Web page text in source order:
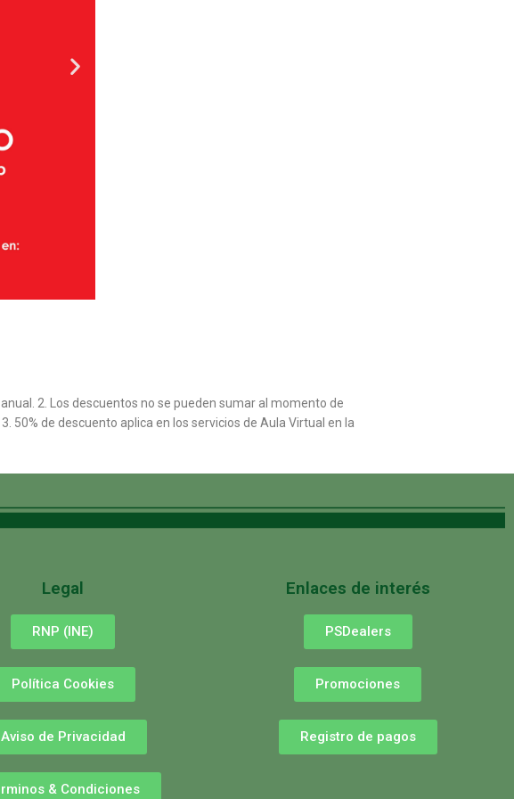
2. Los descuentos no se pueden sumar al momento de
50% de descuento aplica en los servicios de Aula Virtual en la
Legal
RNP (INE)
Política Cookies
Aviso de Privacidad
& Condiciones
Enlaces de interés
PSDealers
Promociones
Registro de pagos